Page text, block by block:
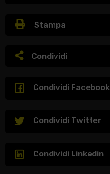
Stampa
Condividi
Condividi Facebook
Condividi Twitter
Condividi Linkedin